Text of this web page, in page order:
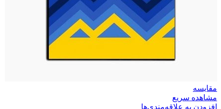
مقایسه
مشاهده سریع
افزودن به علاقه‌مندی‌ها